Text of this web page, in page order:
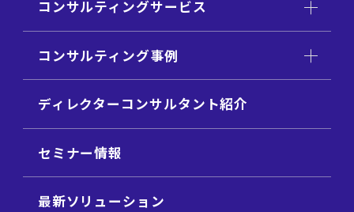
コンサルティングサービス
コンサルティング事例
ディレクターコンサルタント紹介
セミナー情報
最新ソリューション